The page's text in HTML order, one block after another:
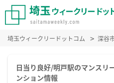
埼玉ウィークリードットコム 深谷
日当り良好/明戸駅のマンスリ
ンション情報